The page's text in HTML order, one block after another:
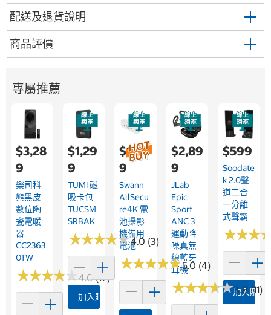
配送及退貨說明
商品評價
專屬推薦
$3,28
9
樂司科
熊黑皮
數位陶
瓷電暖
器
CC2363
0TW
★★★★★
★★★★★4.0 (17)
$1,29
9
TUMI 磁
吸卡包
TUCSM
SRBAK
★★★★★
★★★★★4.0 (3)
加入購物車
$1,08
9
Swann
AllSecu
Re4K 電
池攝影
機備用
電池
★★★★★
★★★★★5.0 (4)
$2,89
9
JLab
Epic
Sport
ANC 3
運動降
噪真無
線藍牙
耳機
★★★★★
★★★★★3.8 (11)
$599
Soodate
K 2.0聲
道二合
一分離
式聲霸
★★★
★★★
加入購物